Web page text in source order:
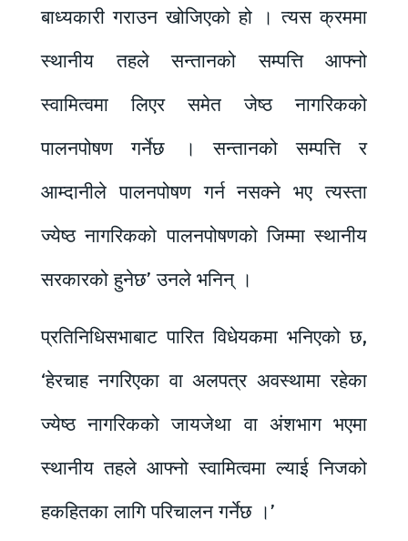
बाध्यकारी गराउन खोजिएको हो । त्यस क्रममा
स्थानीय तहले सन्तानको सम्पत्ति आफ्नो
स्वामित्वमा लिएर समेत जेष्ठ नागरिकको
पालनपोषण गर्नेछ । सन्तानको सम्पत्ति र
आम्दानीले पालनपोषण गर्न नसक्ने भए त्यस्ता
ज्येष्ठ नागरिकको पालनपोषणको जिम्मा स्थानीय
सरकारको हुनेछ’ उनले भनिन् ।
प्रतिनिधिसभाबाट पारित विधेयकमा भनिएको छ,
‘हेरचाह नगरिएका वा अलपत्र अवस्थामा रहेका
ज्येष्ठ नागरिकको जायजेथा वा अंशभाग भएमा
स्थानीय तहले आफ्नो स्वामित्वमा ल्याई निजको
हकहितका लागि परिचालन गर्नेछ ।’